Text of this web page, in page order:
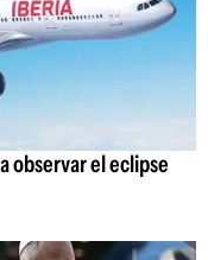
observar el eclipse